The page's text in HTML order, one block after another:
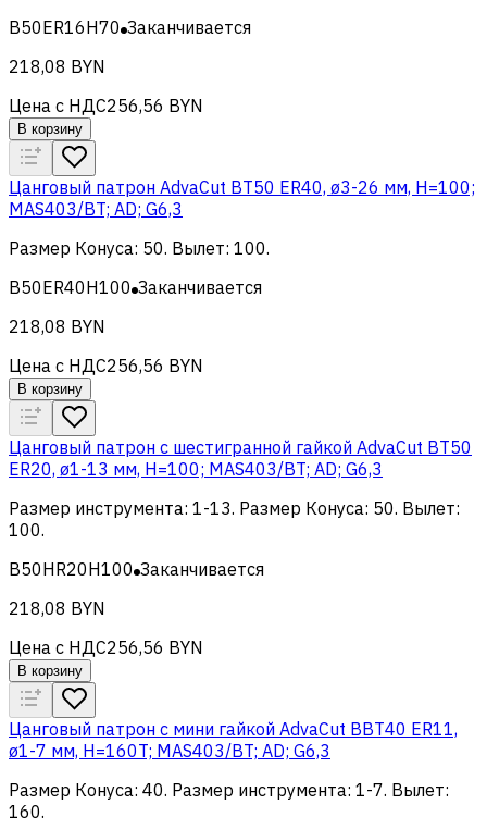
B50ER16H70 Заканчивается
218,08 BYN
Цена с НДС256,56 BYN
В корзину
Цанговый патрон AdvaCut BT50 ER40, ø3-26 мм, H=100;
MAS403/BT; AD; G6,3
Размер Конуса: 50. Вылет: 100.
B50ER40H100 Заканчивается
218,08 BYN
Цена с НДС256,56 BYN
В корзину
Цанговый патрон c шестигранной гайкой AdvaCut BT50
ER20, ø1-13 мм, H=100; MAS403/BT; AD; G6,3
Размер инструмента: 1-13. Размер Конуса: 50. Вылет:
100.
B50HR20H100 Заканчивается
218,08 BYN
Цена с НДС256,56 BYN
В корзину
Цанговый патрон c мини гайкой AdvaCut BBT40 ER11,
ø1-7 мм, H=160T; MAS403/BT; AD; G6,3
Размер Конуса: 40. Размер инструмента: 1-7. Вылет:
160.